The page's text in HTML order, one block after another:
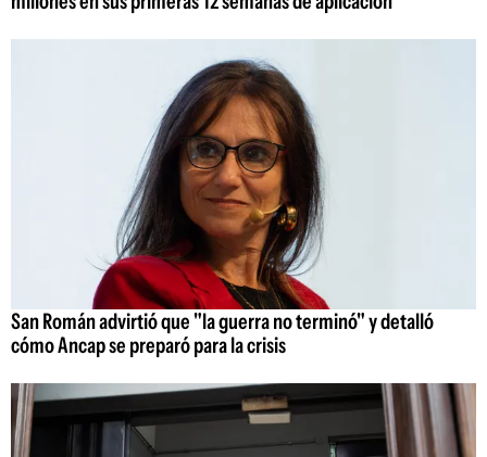
San Román advirtió que "la guerra no terminó" y detalló
cómo Ancap se preparó para la crisis